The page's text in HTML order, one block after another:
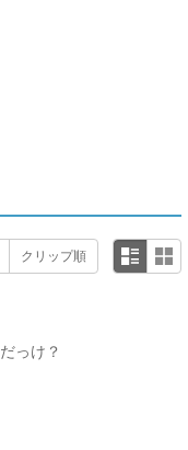
クリップ順
っけ？